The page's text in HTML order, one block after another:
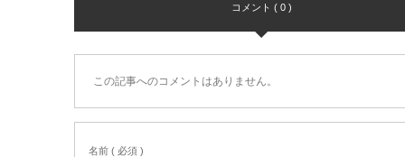
コメント ( 0 )
この記事へのコメントはありません。
名前 ( 必須 )